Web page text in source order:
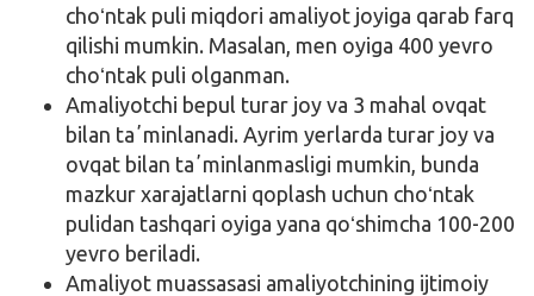
choʻntak puli miqdori amaliyot joyiga qarab farq
qilishi mumkin. Masalan, men oyiga 400 yevro
choʻntak puli olganman.
Amaliyotchi bepul turar joy va 3 mahal ovqat
bilan taʼminlanadi. Ayrim yerlarda turar joy va
ovqat bilan taʼminlanmasligi mumkin, bunda
mazkur xarajatlarni qoplash uchun choʻntak
pulidan tashqari oyiga yana qoʻshimcha 100-200
yevro beriladi.
Amaliyot muassasasi amaliyotchining ijtimoiy